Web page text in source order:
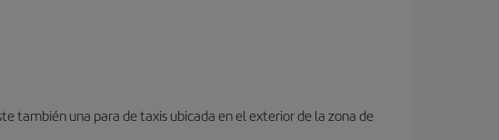
también una para de taxis ubicada en el exterior de la zona de